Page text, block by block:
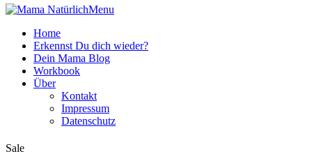
Menu
Home
Erkennst Du dich wieder?
Dein Mama Blog
Workbook
Über
Kontakt
Impressum
Datenschutz
Sale